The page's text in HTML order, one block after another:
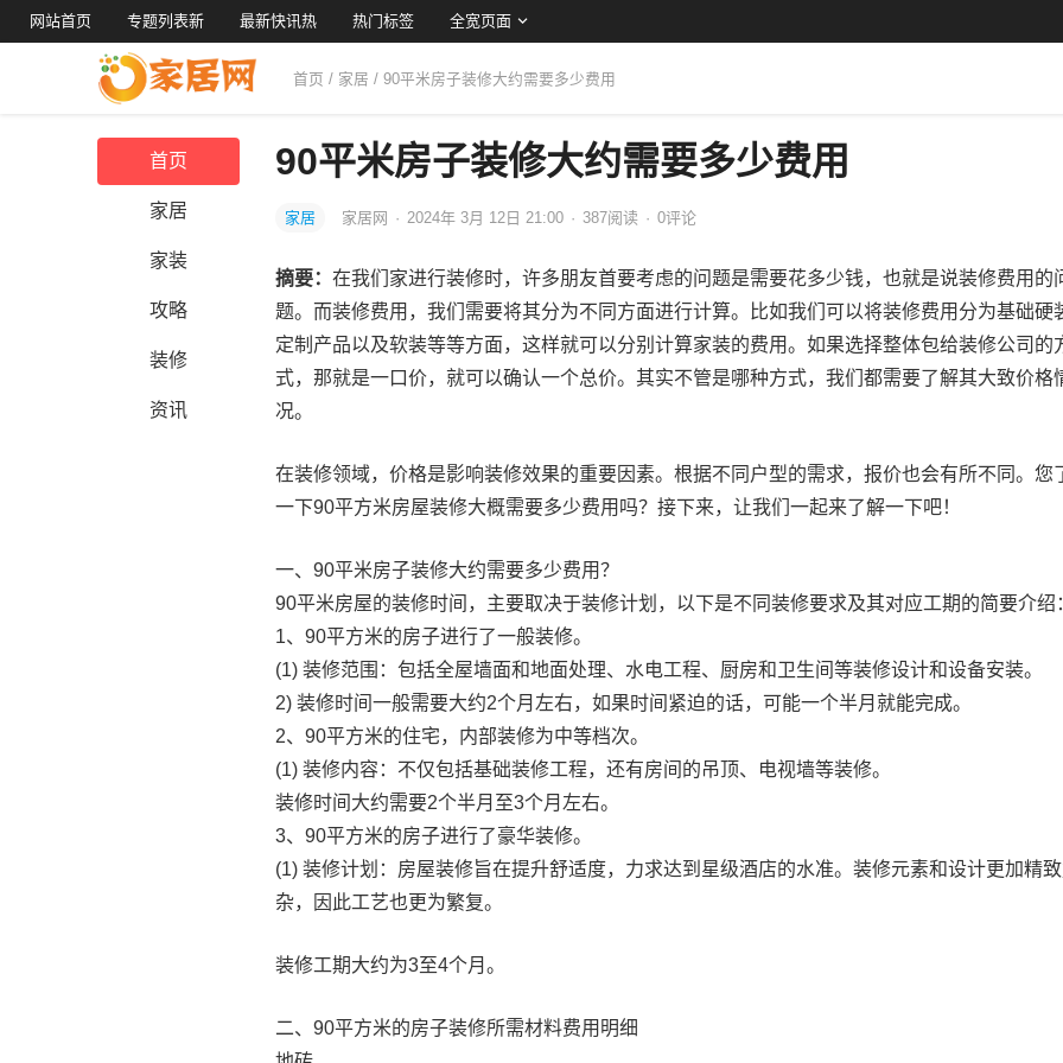
网站首页 专题列表新 最新快讯热 热门标签 全宽页面
首页 / 家居 / 90平米房子装修大约需要多少费用
首页
家居
家装
攻略
装修
资讯
90平米房子装修大约需要多少费用
家居 家居网 · 2024年 3月 12日 21:00 · 387阅读 · 0评论
摘要： 在我们家进行装修时，许多朋友首要考虑的问题是需要花多少钱，也就是说装修费用的
题。而装修费用，我们需要将其分为不同方面进行计算。比如我们可以将装修费用分为基础硬
定制产品以及软装等等方面，这样就可以分别计算家装的费用。如果选择整体包给装修公司的
式，那就是一口价，就可以确认一个总价。其实不管是哪种方式，我们都需要了解其大致价格
况。
在装修领域，价格是影响装修效果的重要因素。根据不同户型的需求，报价也会有所不同。您
一下90平方米房屋装修大概需要多少费用吗？接下来，让我们一起来了解一下吧！
一、90平米房子装修大约需要多少费用？
90平米房屋的装修时间，主要取决于装修计划，以下是不同装修要求及其对应工期的简要介绍
1、90平方米的房子进行了一般装修。
(1) 装修范围：包括全屋墙面和地面处理、水电工程、厨房和卫生间等装修设计和设备安装。
2) 装修时间一般需要大约2个月左右，如果时间紧迫的话，可能一个半月就能完成。
2、90平方米的住宅，内部装修为中等档次。
(1) 装修内容：不仅包括基础装修工程，还有房间的吊顶、电视墙等装修。
装修时间大约需要2个半月至3个月左右。
3、90平方米的房子进行了豪华装修。
(1) 装修计划：房屋装修旨在提升舒适度，力求达到星级酒店的水准。装修元素和设计更加精
杂，因此工艺也更为繁复。
装修工期大约为3至4个月。
二、90平方米的房子装修所需材料费用明细